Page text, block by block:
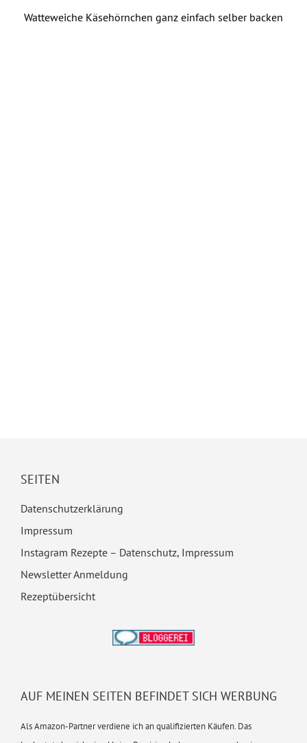
Watteweiche Käsehörnchen ganz einfach selber backen
SEITEN
Datenschutzerklärung
Impressum
Instagram Rezepte – Datenschutz, Impressum
Newsletter Anmeldung
Rezeptübersicht
AUF MEINEN SEITEN BEFINDET SICH WERBUNG
Als Amazon-Partner verdiene ich an qualifizierten Käufen. Das